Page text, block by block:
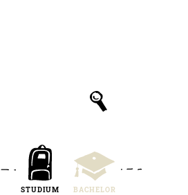
STUDIUM BACHELOR